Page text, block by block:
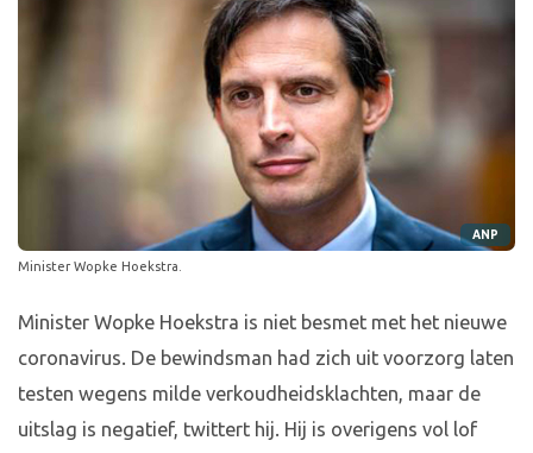
ANP
Minister Wopke Hoekstra.
Minister Wopke Hoekstra is niet besmet met het nieuwe
coronavirus. De bewindsman had zich uit voorzorg laten
testen wegens milde verkoudheidsklachten, maar de
uitslag is negatief, twittert hij. Hij is overigens vol lof